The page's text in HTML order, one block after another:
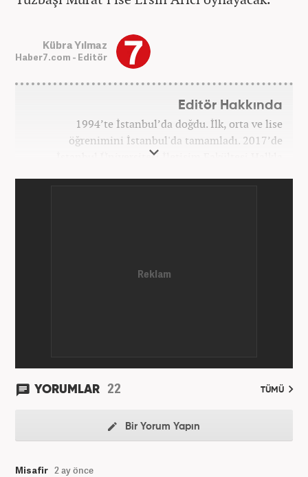
Kübra Yılmaz
Haber7.com - Editör
Editör Hakkında
1994’te İstanbul’da doğdu. İlk, orta ve lise
öğrenimini İstanbul'da tamamladı. 2017’de
İstanbul Üniversitesi İletişim Fakültesi Halkla
YORUMLAR 22 TÜMÜ
Bir Yorum Yapın
Misafir 2 ay önce